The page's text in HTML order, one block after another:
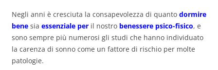
Negli anni è cresciuta la consapevolezza di quanto dormire
bene sia essenziale per il nostro benessere psico-fisico, e
sono sempre più numerosi gli studi che hanno individuato
la carenza di sonno come un fattore di rischio per molte
patologie.